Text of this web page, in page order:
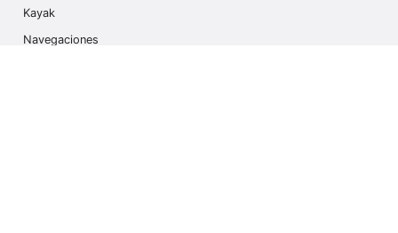
Kayak
Navegaciones